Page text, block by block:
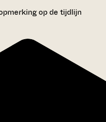
op de tijdlijn